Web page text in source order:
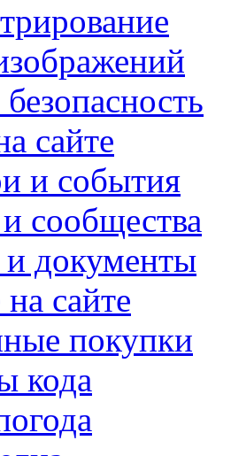
сайте
и события
сообщества
и документы
сайте
покупки
кода